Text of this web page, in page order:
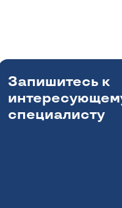
Запишитесь к
специалисту